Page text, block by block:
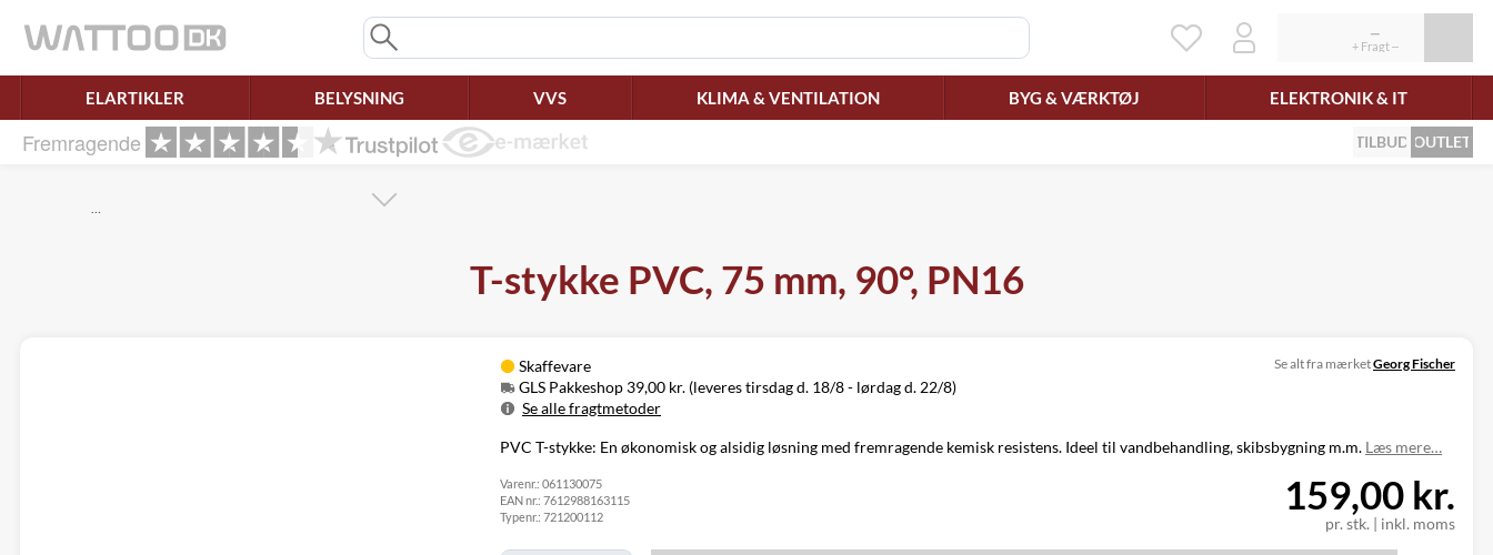
ELARTIKLER BELYSNING VVS KLIMA & VENTILATION BYG & VÆRKTØJ ELEKTRONIK & IT
Fremragende TILBUD OUTLET
…
T-stykke PVC, 75 mm, 90°, PN16
Skaffevare
GLS Pakkeshop 39,00 kr. (leveres tirsdag d. 18/8 - lørdag d. 22/8)
Se alle fragtmetoder
Metode
Pris
Leveres
GLS
mandag d. 24/8
Se alt fra mærketGeorg Fischer
PVC T-stykke: En økonomisk og alsidig løsning med fremragende kemisk resistens. Ideel til vandbehandling, skibsbygning m.m. Læs mere…
Varenr.: 061130075
EAN nr.: 7612988163115
Typenr.: 721200112 pr. stk. | inkl. moms
159,00 kr.
Ret samtykke!